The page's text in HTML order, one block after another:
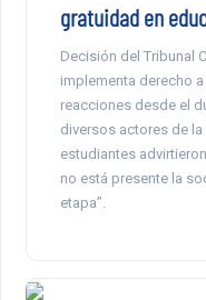
gratuidad en
Decisión del Tribunal
implementa derecho
reacciones desde el
diversos actores de
estudiantes
no está presente la
etapa”.